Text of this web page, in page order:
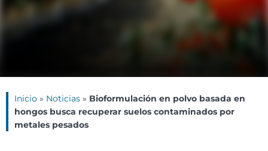
Inicio » Noticias » Bioformulación en polvo basada en
hongos busca recuperar suelos contaminados por
metales pesados